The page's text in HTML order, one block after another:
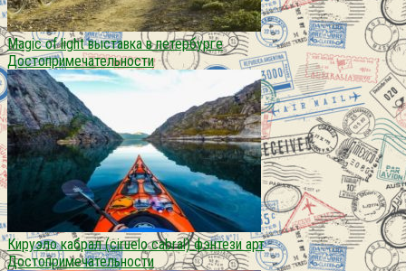
Magic of light выставка в петербурге
Достопримечательности
Кируэло кабрал (ciruelo cabral) фэнтези арт
Достопримечательности